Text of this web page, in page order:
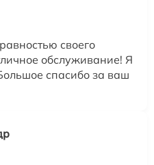
своего
обслуживание! Я
спасибо за ваш